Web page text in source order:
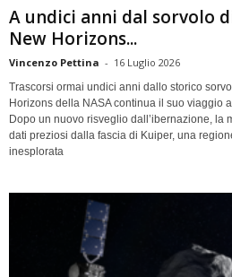
A undici anni dal sorvolo
New Horizons...
Vincenzo Pettina - 16 Luglio 2026
Trascorsi ormai undici anni dallo storico
Horizons della NASA continua il suo viaggio
Dopo un nuovo risveglio dall’ibernazione, la
dati preziosi dalla fascia di Kuiper, una
inesplorata